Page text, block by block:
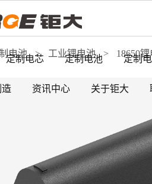
定制电芯 定制电池 定制
资讯中心 关于钜大
电池 > 工业锂电池 > 18650